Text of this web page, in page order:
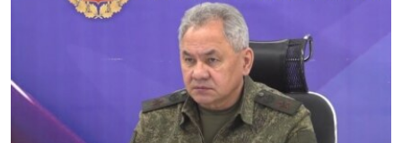
СИБИРЬ.РЕАЛИИ
РАСПИСАНИЕ ВЕЩАНИЯ
ПОДПИШИТЕСЬ НА РАССЫЛКУ
СОЦИАЛЬНЫЕ СЕТИ